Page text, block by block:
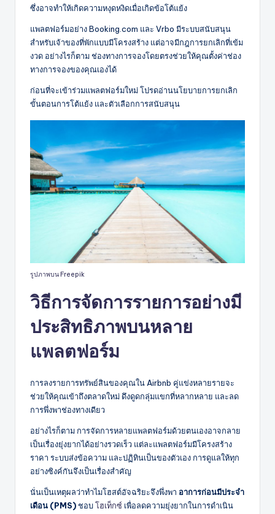
ซึ่งอาจทำให้เกิดความหงุดหงิดเมื่อเกิดข้อโต้แย้ง
แพลตฟอร์มอย่าง Booking.com และ Vrbo มีระบบสนับสนุน
สำหรับเจ้าของที่พักแบบมีโครงสร้าง แต่อาจมีกฎการยกเลิกที่เข้ม
งวด อย่างไรก็ตาม ช่องทางการจองโดยตรงช่วยให้คุณตั้งค่าช่อง
ทางการจองของคุณเองได้
ก่อนที่จะเข้าร่วมแพลตฟอร์มใหม่ โปรดอ่านนโยบายการยกเลิก
ขั้นตอนการโต้แย้ง และตัวเลือกการสนับสนุน
รูปภาพบน Freepik
วิธีการจัดการรายการอย่างมี
ประสิทธิภาพบนหลาย
แพลตฟอร์ม
การลงรายการทรัพย์สินของคุณใน Airbnb คู่แข่งหลายรายจะ
ช่วยให้คุณเข้าถึงตลาดใหม่ ดึงดูดกลุ่มแขกที่หลากหลาย และลด
การพึ่งพาช่องทางเดียว
อย่างไรก็ตาม การจัดการหลายแพลตฟอร์มด้วยตนเองอาจกลาย
เป็นเรื่องยุ่งยากได้อย่างรวดเร็ว แต่ละแพลตฟอร์มมีโครงสร้าง
ราคา ระบบส่งข้อความ และปฏิทินเป็นของตัวเอง การดูแลให้ทุก
อย่างซิงค์กันจึงเป็นเรื่องสำคัญ
นั่นเป็นเหตุผลว่าทำไมโฮสต์อัจฉริยะจึงพึ่งพา อาการก่อนมีประจำ
เดือน (PMS)ชอบโฮเท็กซ์ เพื่อลดความยุ่งยากในการดำเนิน